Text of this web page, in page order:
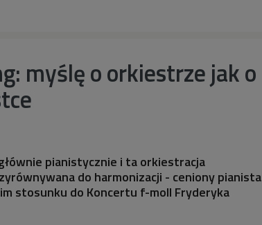
myślę o orkiestrze jak o
pianistycznie i ta orkiestracja
do harmonizacji - ceniony pianista
stosunku do Koncertu f-moll Fryderyka